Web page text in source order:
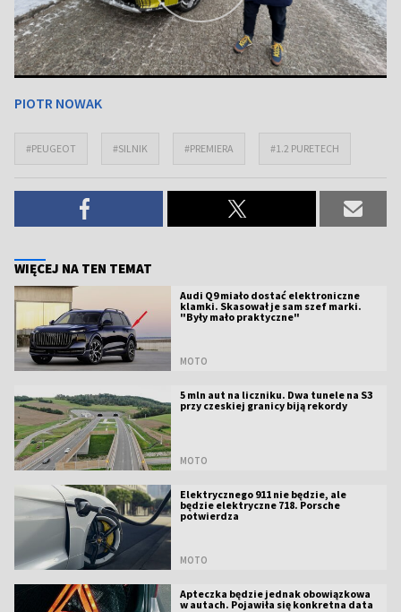
PIOTR NOWAK
#PEUGEOT #SILNIK #PREMIERA #1.2 PURETECH
WIĘCEJ NA TEN TEMAT
Audi Q9 miało dostać elektroniczne
klamki. Skasował je sam szef marki.
"Były mało praktyczne"
MOTO
5 mln aut na liczniku. Dwa tunele na S3
przy czeskiej granicy biją rekordy
MOTO
Elektrycznego 911 nie będzie, ale
będzie elektryczne 718. Porsche
potwierdza
MOTO
Apteczka będzie jednak obowiązkowa
w autach. Pojawiła się konkretna data